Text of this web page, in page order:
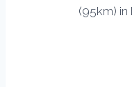
(95km) in